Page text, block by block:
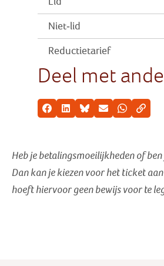
Niet-lid
Reductietarief
Deel met
Facebook
LinkedInBlueskyE-mailWhatsapp
Heb je betalingsmoeilijkheden of
Dan kan je kiezen voor het ticket
hoeft hiervoor geen bewijs voor te